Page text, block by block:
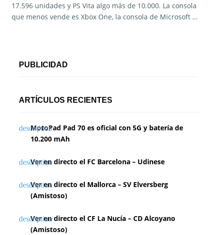
17.596 unidades y PS Vita algo más de 10.000. La consola
que menos vende es Xbox One, la consola de Microsoft …
PUBLICIDAD
ARTÍCULOS RECIENTES
MotoPad Pad 70 es oficial con 5G y batería de
10.200 mAh
Ver en directo el FC Barcelona – Udinese
Ver en directo el Mallorca – SV Elversberg
(Amistoso)
Ver en directo el CF La Nucía – CD Alcoyano
(Amistoso)